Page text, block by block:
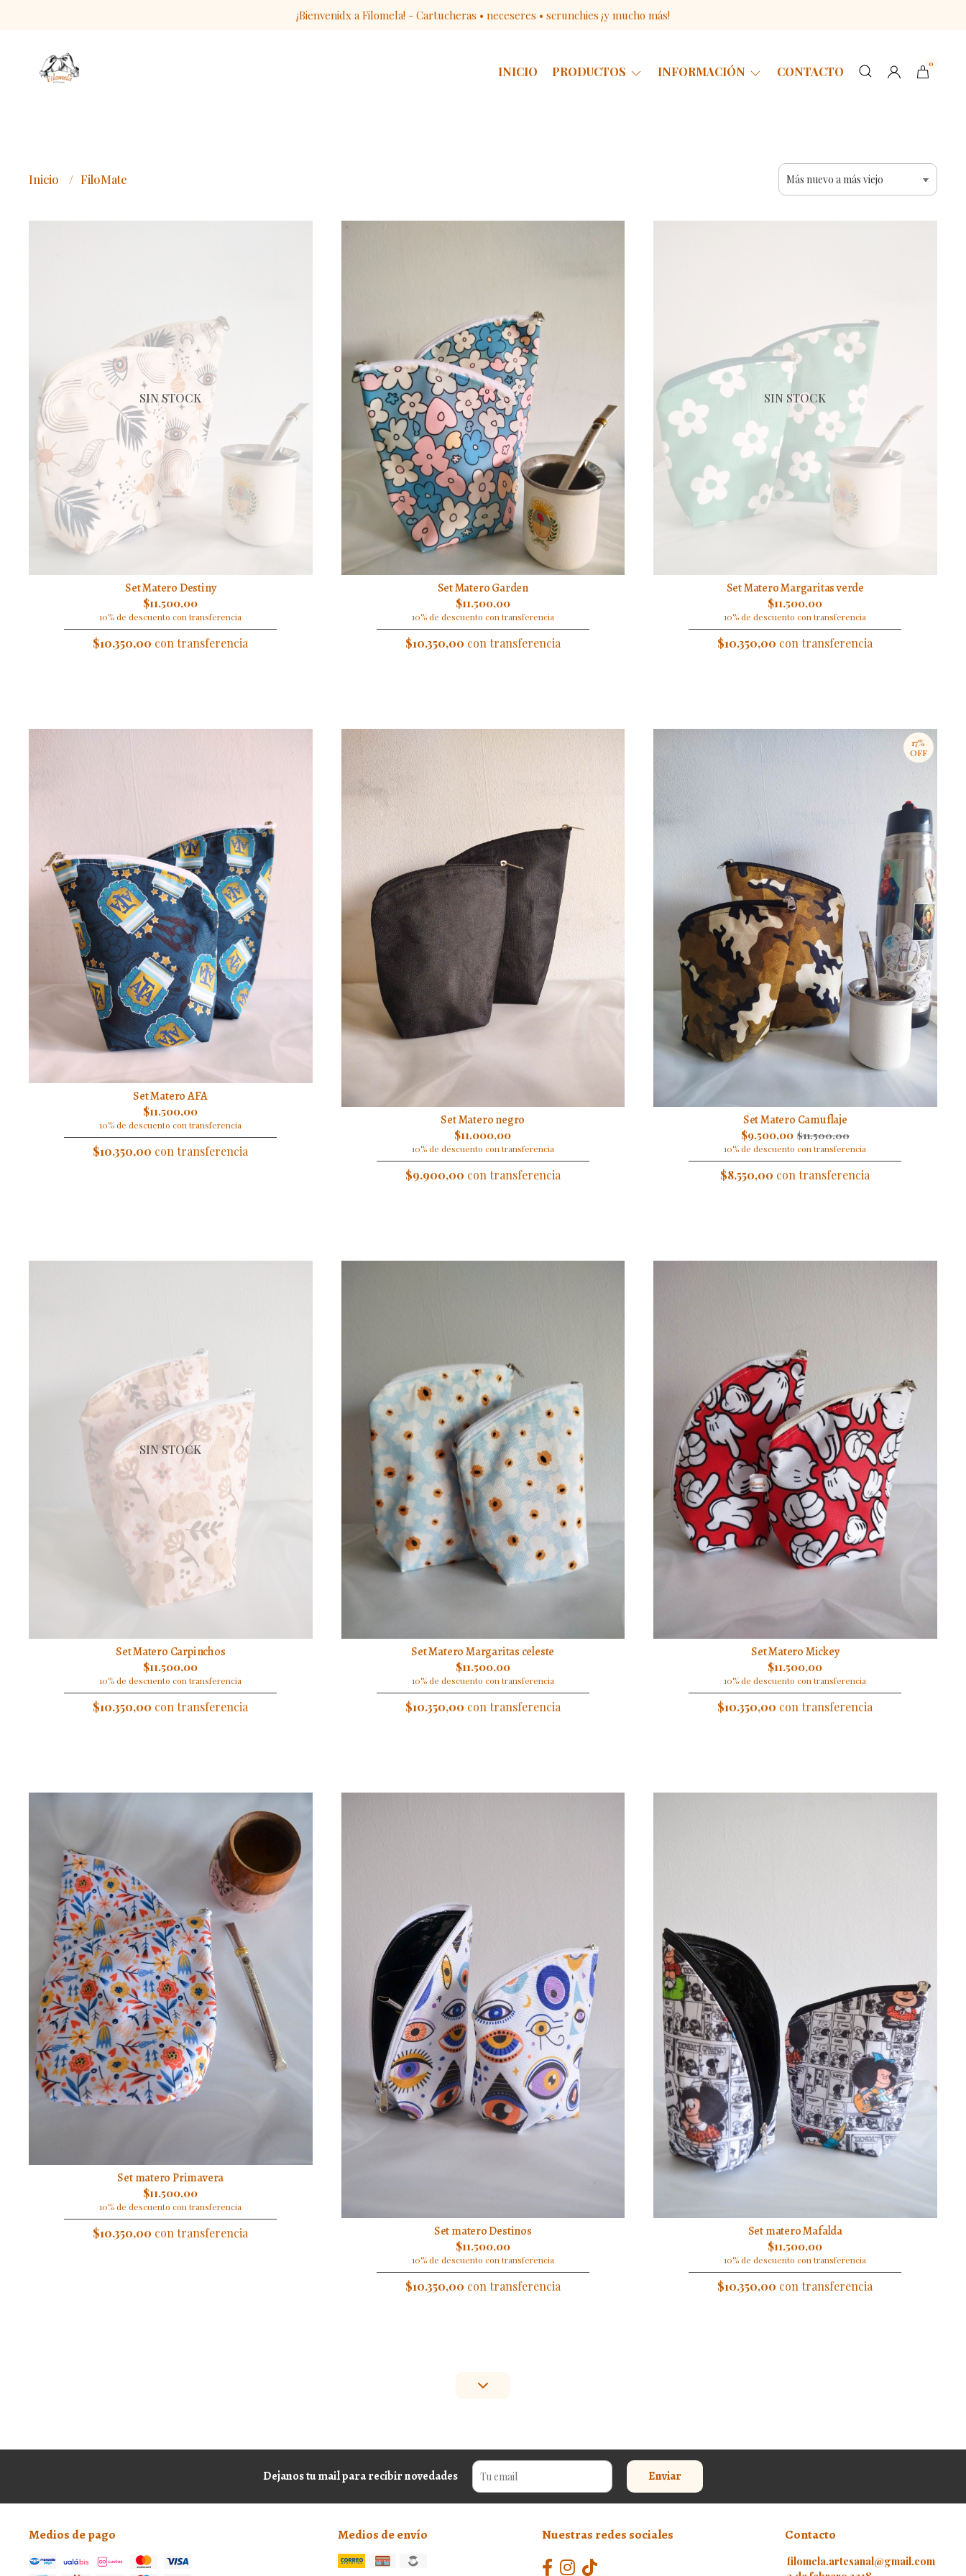
¡Bienvenidx a Filomela! - Cartucheras • neceseres • scrunchies ¡y mucho más!
INICIO PRODUCTOS INFORMACIÓN CONTACTO
0
Inicio FiloMate
SIN STOCK
Set Matero Destiny
$11.500,00
10% de descuento con transferencia
$10.350,00 con transferencia
Set Matero Garden
$11.500,00
10% de descuento con transferencia
$10.350,00 con transferencia
SIN STOCK
Set Matero Margaritas verde
$11.500,00
10% de descuento con transferencia
$10.350,00 con transferencia
Set Matero AFA
$11.500,00
10% de descuento con transferencia
$10.350,00 con transferencia
Set Matero negro
$11.000,00
10% de descuento con transferencia
$9.900,00 con transferencia
17%
OFF
Set Matero Camuflaje
$9.500,00 $11.500,00
10% de descuento con transferencia
$8.550,00 con transferencia
SIN STOCK
Set Matero Carpinchos
$11.500,00
10% de descuento con transferencia
$10.350,00 con transferencia
Set Matero Margaritas celeste
$11.500,00
10% de descuento con transferencia
$10.350,00 con transferencia
Set Matero Mickey
$11.500,00
10% de descuento con transferencia
$10.350,00 con transferencia
Set matero Primavera
$11.500,00
10% de descuento con transferencia
$10.350,00 con transferencia Set matero Destinos
$11.500,00
10% de descuento con transferencia
$10.350,00 con transferencia
Set matero Mafalda
$11.500,00
10% de descuento con transferencia
$10.350,00 con transferencia
Dejanos tu mail para recibir novedades Enviar
Medios de pago Medios de envío Nuestras redes sociales Contacto
filomela.artesanal@gmail.com